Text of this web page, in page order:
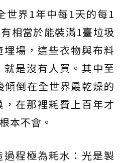
世界1年中每1天的每1
相當於能裝滿1臺垃圾
場，這些衣物與布料
是沒有人買。其中至
倒在全世界最乾燥的
在那裡耗費上百年才
本不會。
程極為耗水：光是製